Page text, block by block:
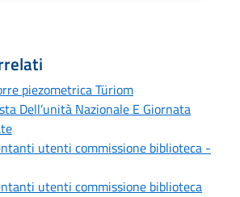
piezometrica Türiom
Dell’unità Nazionale E Giornata
utenti commissione biblioteca -
utenti commissione biblioteca